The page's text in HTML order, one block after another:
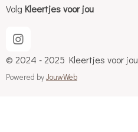
Volg Kleertjes voor jou
I
n
s
t
© 2024 - 2025 Kleertjes voor jou
Powered byJouwWeb